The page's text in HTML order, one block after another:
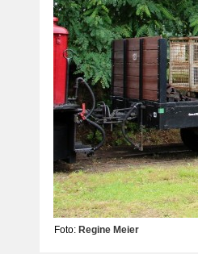
Foto: Regine Meier